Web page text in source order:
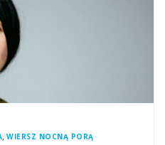
,WIERSZ NOCNĄ PORĄ